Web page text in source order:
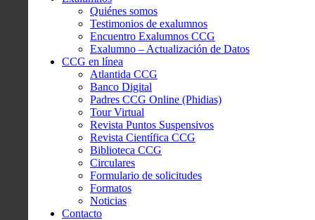
Quiénes somos
Testimonios de exalumnos
Encuentro Exalumnos CCG
Exalumno – Actualización de Datos
CCG en línea
Atlantida CCG
Banco Digital
Padres CCG Online (Phidias)
Tour Virtual
Revista Puntos Suspensivos
Revista Científica CCG
Biblioteca CCG
Circulares
Formulario de solicitudes
Formatos
Noticias
Contacto